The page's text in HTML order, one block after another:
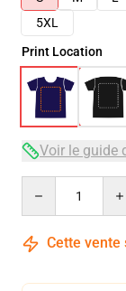
5XL
Print Location
Voir le guide
Cette vente